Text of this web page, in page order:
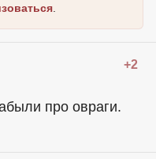
+2
про овраги.